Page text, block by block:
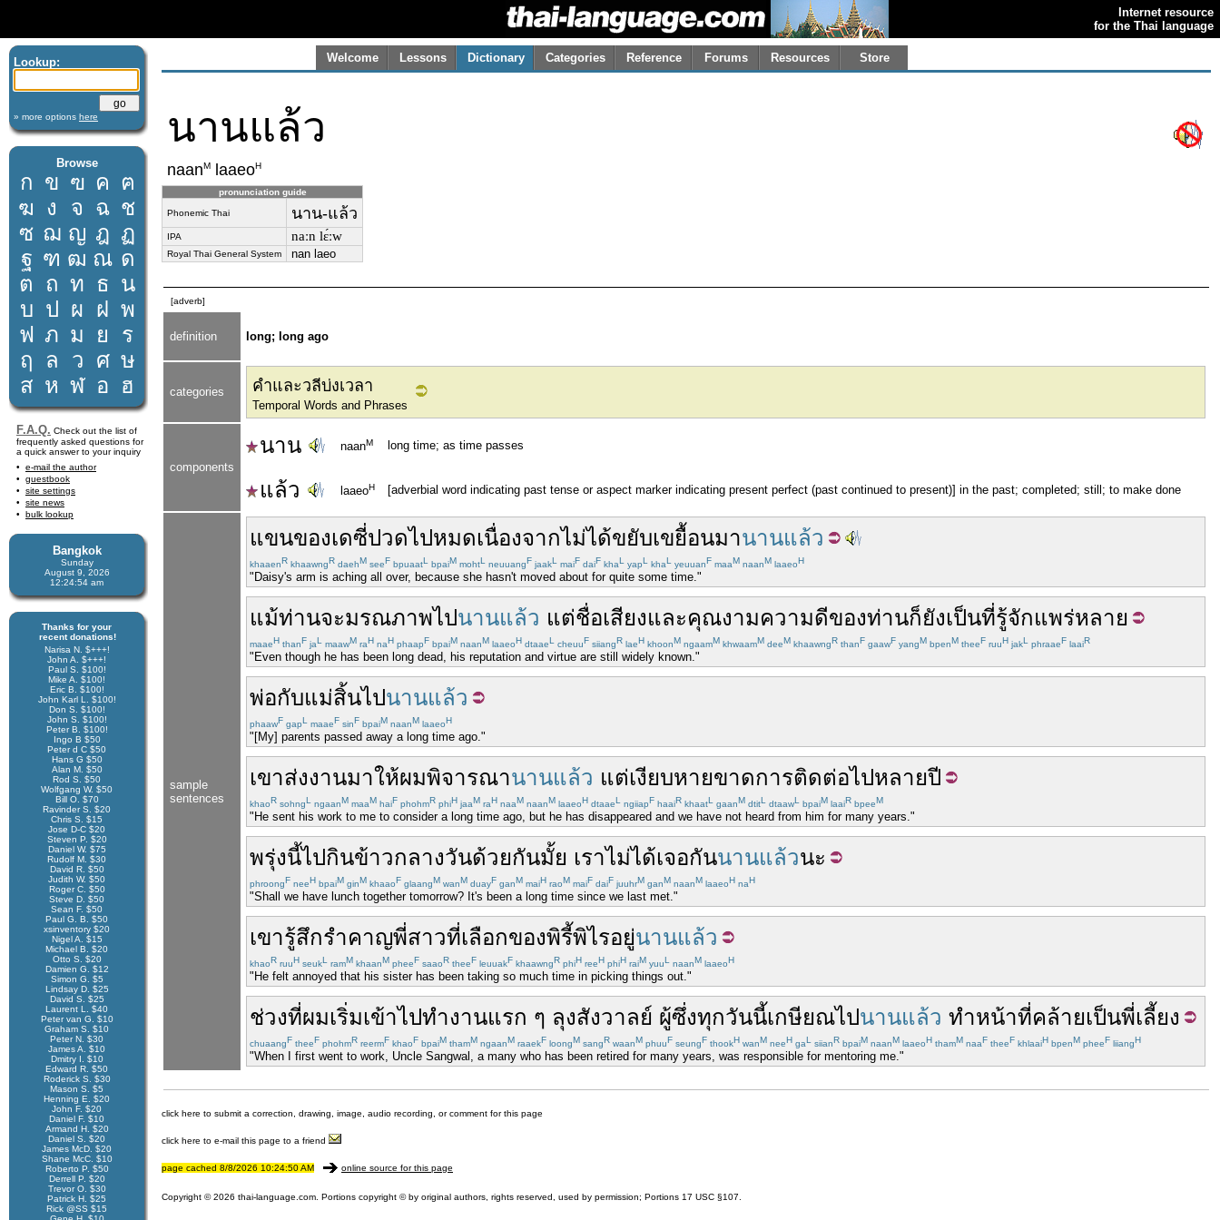
Internet resource
for the Thai language
Lookup:
» more options here
Browse
ก ข ฃ ค ฅ
ฆ ง จ ฉ ช
ซ ฌ ญ ฎ ฏ
ฐ ฑ ฒ ณ ด
ต ถ ท ธ น
บ ป ผ ฝ พ
ฟ ภ ม ย
ร
ฤ
ล ว ศ ษ
ส ห ฬ อ ฮ
F.A.Q. Check out the list of
frequently asked questions for
a quick answer to your inquiry
e-mail the author
guestbook
site settings
site news
bulk lookup
Bangkok
Sunday
August 9, 2026
12:24:54 am
Thanks for your
recent donations!
Narisa N. $+++!
John A. $+++!
Paul S. $100!
Mike A. $100!
Eric B. $100!
John Karl L. $100!
Don S. $100!
John S. $100!
Peter B. $100!
Ingo B $50
Peter d C $50
Hans G $50
Alan M. $50
Rod S. $50
Wolfgang W. $50
Bill O. $70
Ravinder S. $20
Chris S. $15
Jose D-C $20
Steven P. $20
Daniel W. $75
Rudolf M. $30
David R. $50
Judith W. $50
Roger C. $50
Steve D. $50
Sean F. $50
Paul G. B. $50
xsinventory $20
Nigel A. $15
Michael B. $20
Otto S. $20
Damien G. $12
Simon G. $5
Lindsay D. $25
David S. $25
Laurent L. $40
Peter van G. $10
Graham S. $10
Peter N. $30
James A. $10
Dmitry I. $10
Edward R. $50
Roderick S. $30
Mason S. $5
Henning E. $20
John F. $20
Daniel F. $10
Armand H. $20
Daniel S. $20
James McD. $20
Shane McC. $10
Roberto P. $50
Derrell P. $20
Trevor O. $30
Patrick H. $25
Rick @SS $15
Welcome Lessons Dictionary Categories Reference Forums Resources Store
นานแล้ว
naanM laaeoH
pronunciation guide
Phonemic Thai นาน-แล้ว
IPA naːn lɛ́ːw
Royal Thai General System nan laeo
[adverb]
definition long; long ago
categories คำและวลีบ่งเวลา
Temporal Words and Phrases
components
นาน naanM long time; as time passes
แล้ว laaeoH [adverbial word indicating past tense or aspect marker indicating present perfect (past continued to present)] in the past; completed; still; to make done
sample
sentences
แขนของเดซี่ปวดไปหมดเนื่องจากไม่ได้ขยับเขยื้อนมานานแล้ว
khaaenR khaawngR daehM seeF bpuaatL bpaiM mohtL neuuangF jaakL maiF daiF khaL yapL khaL yeuuanF maaM naanM laaeoH
"Daisy's arm is aching all over, because she hasn't moved about for quite some time."
แม้ท่านจะมรณภาพไปนานแล้ว แต่ชื่อเสียงและคุณงามความดีของท่านก็ยังเป็นที่รู้จักแพร่หลาย
maaeH thanF jaL maawM raH naH phaapF bpaiM naanM laaeoH dtaaeL cheuuF siiangR laeH khoonM ngaamM khwaamM deeM khaawngR thanF gaawF yangM bpenM theeF ruuH jakL phraaeF laaiR
"Even though he has been long dead, his reputation and virtue are still widely known."
พ่อกับแม่สิ้นไปนานแล้ว
phaawF gapL maaeF sinF bpaiM naanM laaeoH
"[My] parents passed away a long time ago."
เขาส่งงานมาให้ผมพิจารณานานแล้ว แต่เงียบหายขาดการติดต่อไปหลายปี
khaoR sohngL ngaanM maaM haiF phohmR phiH jaaM raH naaM naanM laaeoH dtaaeL ngiiapF haaiR khaatL gaanM dtitL dtaawL bpaiM laaiR bpeeM
"He sent his work to me to consider a long time ago, but he has disappeared and we have not heard from him for many years."
พรุ่งนี้ไปกินข้าวกลางวันด้วยกันมั้ย เราไม่ได้เจอกันนานแล้วนะ
phroongF neeH bpaiM ginM khaaoF glaangM wanM duayF ganM maiH raoM maiF daiF juuhrM ganM naanM laaeoH naH
"Shall we have lunch together tomorrow? It's been a long time since we last met."
เขารู้สึกรำคาญพี่สาวที่เลือกของพิรี้พิไรอยู่นานแล้ว
khaoR ruuH seukL ramM khaanM pheeF saaoR theeF leuuakF khaawngR phiH reeH phiH raiM yuuL naanM laaeoH
"He felt annoyed that his sister has been taking so much time in picking things out."
ช่วงที่ผมเริ่มเข้าไปทำงานแรก ๆ ลุงสังวาลย์ ผู้ซึ่งทุกวันนี้เกษียณไปนานแล้ว ทำหน้าที่คล้ายเป็นพี่เลี้ยง
chuaangF theeF phohmR reermF khaoF bpaiM thamM ngaanM raaekF loongM sangR waanM phuuF seungF thookH wanM neeH gaL siianR bpaiM naanM laaeoH thamM naaF theeF khlaaiH bpenM pheeF liiangH
"When I first went to work, Uncle Sangwal, a many who has been retired for many years, was responsible for mentoring me."
click here to submit a correction, drawing, image, audio recording, or comment for this page
click here to e-mail this page to a friend
page cached 8/8/2026 10:24:50 AM online source for this page
Copyright © 2026 thai-language.com. Portions copyright © by original authors, rights reserved, used by permission; Portions 17 USC §107